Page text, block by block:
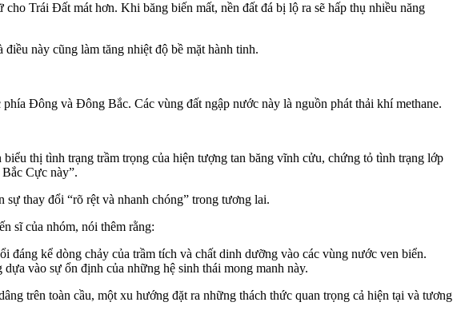
Trái Đất mát hơn. Khi băng biến mất, nền đất đá bị lộ ra sẽ hấp thụ nhiều năng
này cũng làm tăng nhiệt độ bề mặt hành tinh.
Đông và Đông Bắc. Các vùng đất ngập nước này là nguồn phát thải khí methane.
thị tình trạng trầm trọng của hiện tượng tan băng vĩnh cửu, chứng tỏ tình trạng lớp
Cực này”.
thay đổi “rõ rệt và nhanh chóng” trong tương lai.
sĩ của nhóm, nói thêm rằng:
kể dòng chảy của trầm tích và chất dinh dưỡng vào các vùng nước ven biển.
vào sự ổn định của những hệ sinh thái mong manh này.
trên toàn cầu, một xu hướng đặt ra những thách thức quan trọng cả hiện tại và tương